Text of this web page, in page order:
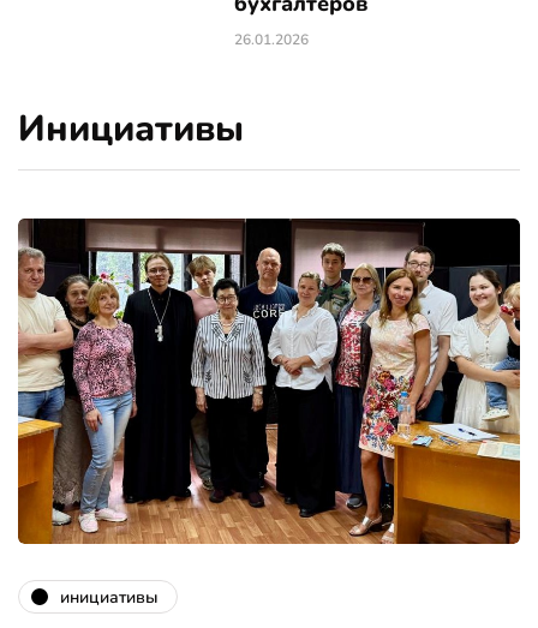
26.01.2026
Инициативы
инициативы